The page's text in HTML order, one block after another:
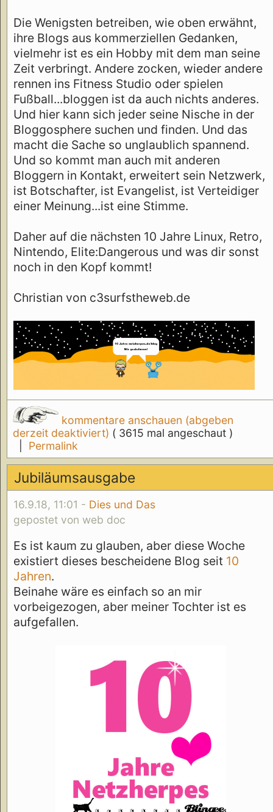
Die Wenigsten betreiben, wie oben erwähnt,
ihre Blogs aus kommerziellen Gedanken,
vielmehr ist es ein Hobby mit dem man seine
Zeit verbringt. Andere zocken, wieder andere
rennen ins Fitness Studio oder spielen
Fußball...bloggen ist da auch nichts anderes.
Und hier kann sich jeder seine Nische in der
Bloggosphere suchen und finden. Und das
macht die Sache so unglaublich spannend.
Und so kommt man auch mit anderen
Bloggern in Kontakt, erweitert sein Netzwerk,
ist Botschafter, ist Evangelist, ist Verteidiger
einer Meinung...ist eine Stimme.
Daher auf die nächsten 10 Jahre Linux, Retro,
Nintendo, Elite:Dangerous und was dir sonst
noch in den Kopf kommt!
Christian von c3surfstheweb.de
kommentare anschauen (abgeben
derzeit deaktiviert) ( 3615 mal angeschaut )
Permalink
Jubiläumsausgabe
16.9.18, 11:01 - Dies und Das
gepostet von web doc
Es ist kaum zu glauben, aber diese Woche
existiert dieses bescheidene Blog seit 10
Jahren.
Beinahe wäre es einfach so an mir
vorbeigezogen, aber meiner Tochter ist es
aufgefallen.